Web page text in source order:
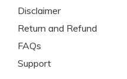
Disclaimer
Return and Refund
FAQs
Support